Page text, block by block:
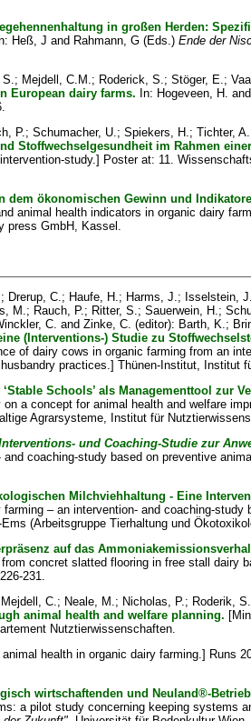
in großen Herden:
Heß, J and Rahmann, G(Eds.) Ende der
S.; Mejdell, C.M.; Roderick, S.; Stöger, E.;
European dairy farms. In: Hogeveen, H. and
P.; Schumacher, U.; Spiekers, H.; Tichter, A.
Stoffwechselgesundheit im Rahmen
study.] Poster at: 11.
dem ökonomischen Gewinn und
animal health indicators in organic dairy
press GmbH, Kassel.
; Drerup, C. ; Haufe, H. ; Harms, J. ; Isselstein, J.
M. ; Rauch, P. ; Ritter, S. ; Sauerwein, H. ;
C. and Zinke, C. (editor): Barth, K. ;
(Interventions-) Studie zu
of dairy cows in organic farming from an
practices.] Thünen-Institut, Institut
Schools’ als Managementtool zur
a concept for animal health and welfare
Agrarsysteme, Institut für
und Coaching-Studie zur
coaching-study based on preventive
Milchviehhaltung - Eine
– an intervention- and coaching-study
(Arbeitsgruppe Tierhaltung und
auf das
concret slatted flooring in free stall dairy
231.
Mejdell, C. ; Neale, M. ; Nicholas, P. ; Roderik, S.
animal health and welfare planning.
Nutztierwissenschaften.
health in organic dairy farming.] Runs
wirtschaftenden und Neuland®-
a pilot study concerning keeping systems